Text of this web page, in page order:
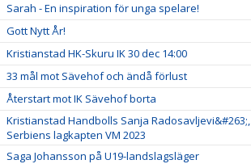
Sarah - En inspiration för unga spelare!
Gott Nytt År!
Kristianstad HK-Skuru IK 30 dec 14:00
33 mål mot Sävehof och ändå förlust
Återstart mot IK Sävehof borta
Kristianstad Handbolls Sanja Radosavljevi&#263;,
Serbiens lagkapten VM 2023
Saga Johansson på U19-landslagsläger